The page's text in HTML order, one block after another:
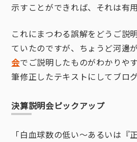
示すことができれば、それは有
これにまつわる誤解をどうご説
ていたのですが、ちょうど河邊が
会でご説明したものがわかりや
筆修正したテキストにしてブロ
決算説明会ピックアップ
「白血球数の低い～あるいは『